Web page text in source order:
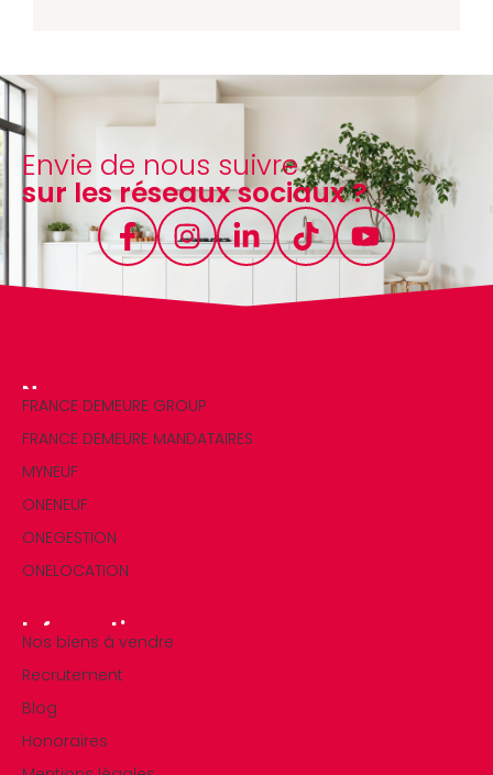
Envie de nous suivre
sur les réseaux sociaux ?
Nos marques
FRANCE DEMEURE GROUP
FRANCE DEMEURE MANDATAIRES
MYNEUF
ONENEUF
ONEGESTION
ONELOCATION
Informations
Nos biens à vendre
Recrutement
Blog
Honoraires